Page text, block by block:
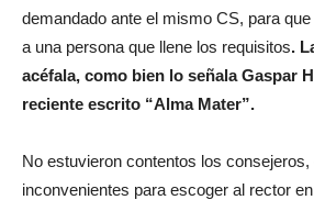
demandado ante el mismo CS, para
a una persona que llene los requisitos.
acéfala, como bien lo señala Gaspar
reciente escrito “Alma Mater”.
No estuvieron contentos los consejeros,
inconvenientes para escoger al rector